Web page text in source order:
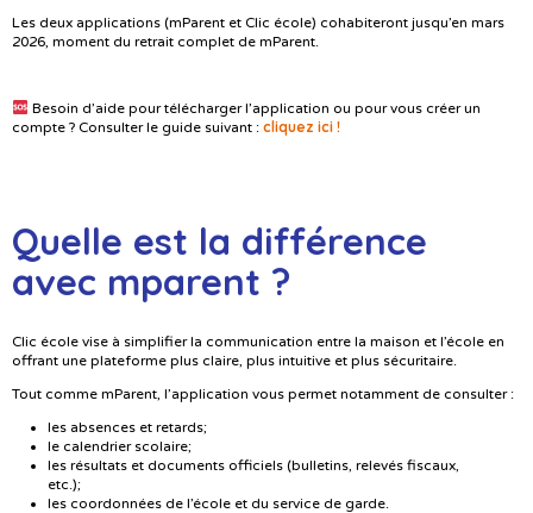
Les deux applications (mParent et Clic école) cohabiteront jusqu’en mars
2026, moment du retrait complet de mParent.
Besoin d’aide pour télécharger l’application ou pour vous créer un
compte ? Consulter le guide suivant : cliquez ici !
Quelle est la différence
avec mparent ?
Clic école vise à simplifier la communication entre la maison et l’école en
offrant une plateforme plus claire, plus intuitive et plus sécuritaire.
Tout comme mParent, l’application vous permet notamment de consulter :
les absences et retards;
le calendrier scolaire;
les résultats et documents officiels (bulletins, relevés fiscaux,
etc.);
les coordonnées de l’école et du service de garde.